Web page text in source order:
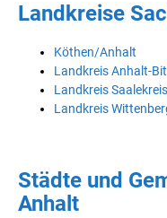
Landkreise
Köthen/Anhalt
Landkreis Anhalt-
Landkreis Saalekreis
Landkreis
Städte und
Anhalt